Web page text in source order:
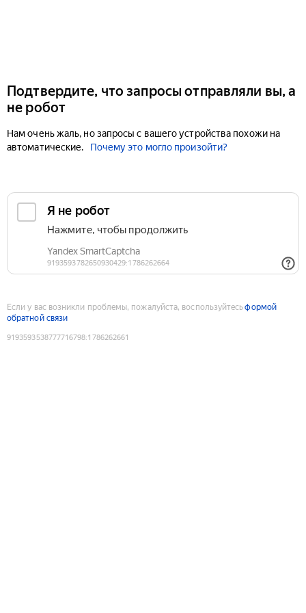
Подтвердите, что запросы отправляли вы, а
не робот
Нам очень жаль, но запросы с вашего устройства похожи на
автоматические.
Почему это могло произойти?
Если у вас возникли проблемы, пожалуйста, воспользуйтесьформой
обратной связи
9193593538777716798:1786262661